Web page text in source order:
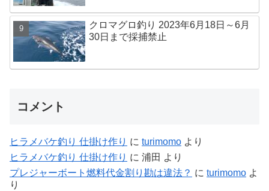
クロマグロ釣り 2023年6月18日～6月
30日まで採捕禁止
コメント
ヒラメバケ釣り 仕掛け作り に turimomo より
ヒラメバケ釣り 仕掛け作り に 浦田 より
プレジャーボート燃料代金割り勘は違法？ に turimomo よ
り